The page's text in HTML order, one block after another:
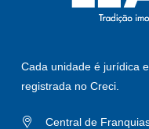
Cada unidade é jurídica
registrada no Creci.
Central de